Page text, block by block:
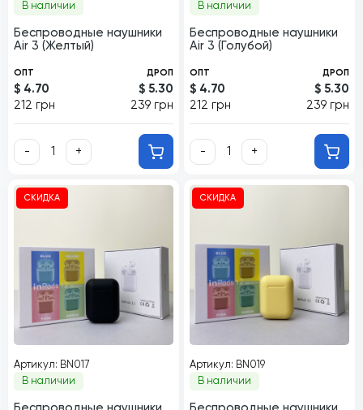
В наличии
Беспроводные наушники
Air 3 (Желтый)
ОПТ
$ 4.70
212 грн
ДРОП
$ 5.30
239 грн
- +
В наличии
Беспроводные наушники
Air 3 (Голубой)
ОПТ
$ 4.70
212 грн
ДРОП
$ 5.30
239 грн
- +
СКИДКА
Артикул: BN017
В наличии
СКИДКА
Артикул: BN019
В наличии